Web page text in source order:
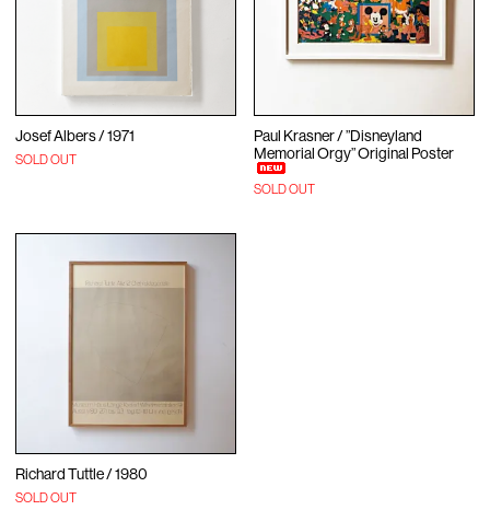
Josef Albers / 1971
SOLD OUT
Paul Krasner / ”Disneyland
Memorial Orgy” Original Poster
SOLD OUT
Richard Tuttle / 1980
SOLD OUT